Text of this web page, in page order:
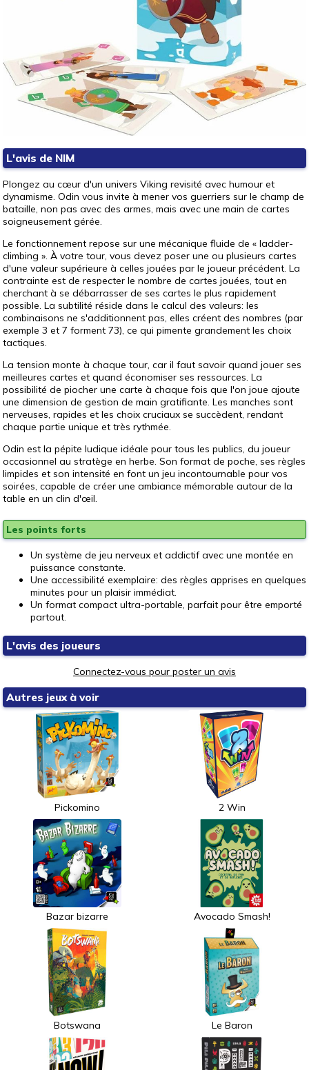
L'avis de NIM
Plongez au cœur d'un univers Viking revisité avec humour et
dynamisme. Odin vous invite à mener vos guerriers sur le champ de
bataille, non pas avec des armes, mais avec une main de cartes
soigneusement gérée.
Le fonctionnement repose sur une mécanique fluide de « ladder-
climbing ». À votre tour, vous devez poser une ou plusieurs cartes
d'une valeur supérieure à celles jouées par le joueur précédent. La
contrainte est de respecter le nombre de cartes jouées, tout en
cherchant à se débarrasser de ses cartes le plus rapidement
possible. La subtilité réside dans le calcul des valeurs: les
combinaisons ne s'additionnent pas, elles créent des nombres (par
exemple 3 et 7 forment 73), ce qui pimente grandement les choix
tactiques.
La tension monte à chaque tour, car il faut savoir quand jouer ses
meilleures cartes et quand économiser ses ressources. La
possibilité de piocher une carte à chaque fois que l'on joue ajoute
une dimension de gestion de main gratifiante. Les manches sont
nerveuses, rapides et les choix cruciaux se succèdent, rendant
chaque partie unique et très rythmée.
Odin est la pépite ludique idéale pour tous les publics, du joueur
occasionnel au stratège en herbe. Son format de poche, ses règles
limpides et son intensité en font un jeu incontournable pour vos
soirées, capable de créer une ambiance mémorable autour de la
table en un clin d'œil.
Les points forts
Un système de jeu nerveux et addictif avec une montée en
puissance constante.
Une accessibilité exemplaire: des règles apprises en quelques
minutes pour un plaisir immédiat.
Un format compact ultra-portable, parfait pour être emporté
partout.
L'avis des joueurs
Connectez-vous pour poster un avis
Autres jeux à voir
Pickomino 2 Win
Bazar bizarre Avocado Smash!
Botswana Le Baron